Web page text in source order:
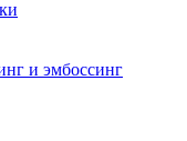
и эмбоссинг